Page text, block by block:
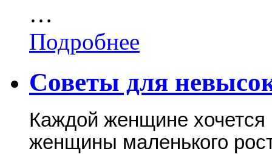
…
Подробнее
Советы для
Каждой женщине хочется
женщины маленького